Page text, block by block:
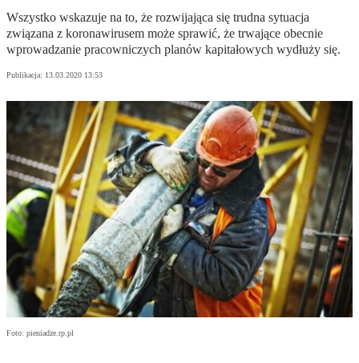
Wszystko wskazuje na to, że rozwijająca się trudna sytuacja
związana z koronawirusem może sprawić, że trwające obecnie
wprowadzanie pracowniczych planów kapitałowych wydłuży się.
Publikacja: 13.03.2020 13:53
Foto: pieniadze.rp.pl